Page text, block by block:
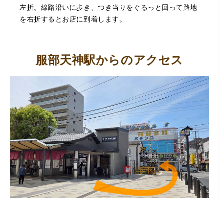
（大阪府東大阪市）ネットを見て安心できるお店であると
感じて飛び込みで訪問。飛びこみにも関わらず、とても親
切、丁ねいな対応をして頂き、思っていた以上の信用でき
るお店でした。満足いく金額で買い取って頂きました。あ
りがとうございます。
左折。線路沿いに歩き、つき当りをぐるっと回って路地
を右折するとお店に到着します。
服部天神駅からのアクセス